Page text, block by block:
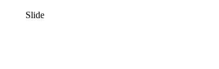
Slide